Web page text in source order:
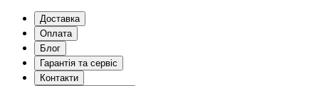
Доставка
Оплата
Блог
Гарантія та сервіс
Контакти